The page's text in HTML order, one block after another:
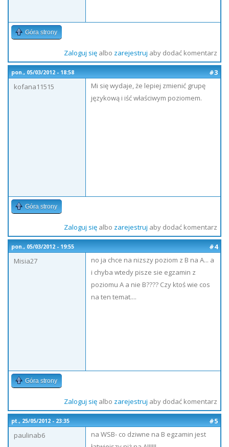
Góra strony
Zaloguj sięalbo zarejestruj aby dodać komentarz
pon., 05/03/2012 - 18:58
#3
kofana11515
Mi się wydaje, że lepiej zmienić grupę
językową i iść właściwym poziomem.
Góra strony
Zaloguj sięalbo zarejestruj aby dodać komentarz
pon., 05/03/2012 - 19:55
#4
Misia27
no ja chce na nizszy poziom z B na A... a
i chyba wtedy pisze sie egzamin z
poziomu A a nie B???? Czy ktoś wie cos
na ten temat....
Góra strony
Zaloguj sięalbo zarejestruj aby dodać komentarz
pt., 25/05/2012 - 23:35
#5
paulinab6
na WSB- co dziwne na B egzamin jest